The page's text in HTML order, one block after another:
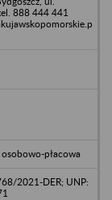
888 444 441
płacowa
2021-DER; UNP: